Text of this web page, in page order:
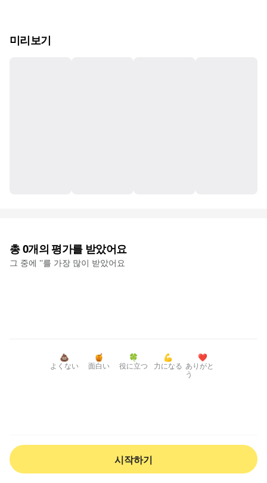
미리보기
총0개의 평가를 받았어요
그 중에 ''를 가장 많이 받았어요
💩
よくない
🍯
面白い
🍀
役に立つ
💪
力になる
❤️
ありがと
う
시작하기